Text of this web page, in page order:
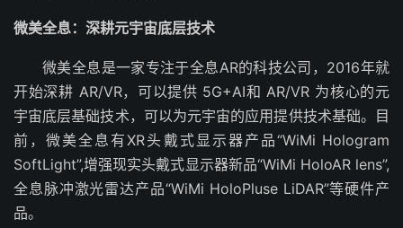
微美全息：深耕元宇宙底层技术
微美全息是一家专注于全息AR的科技公司，2016年就
开始深耕 AR/VR，可以提供 5G+AI和 AR/VR 为核心的元
宇宙底层基础技术，可以为元宇宙的应用提供技术基础。目
前，微美全息有XR头戴式显示器产品“WiMi Hologram
SoftLight”,增强现实头戴式显示器新品“WiMi HoloAR lens”,
全息脉冲激光雷达产品“WiMi HoloPluse LiDAR”等硬件产
品。